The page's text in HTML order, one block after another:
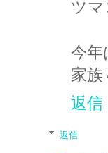
ツ
今年
家
返信
返信